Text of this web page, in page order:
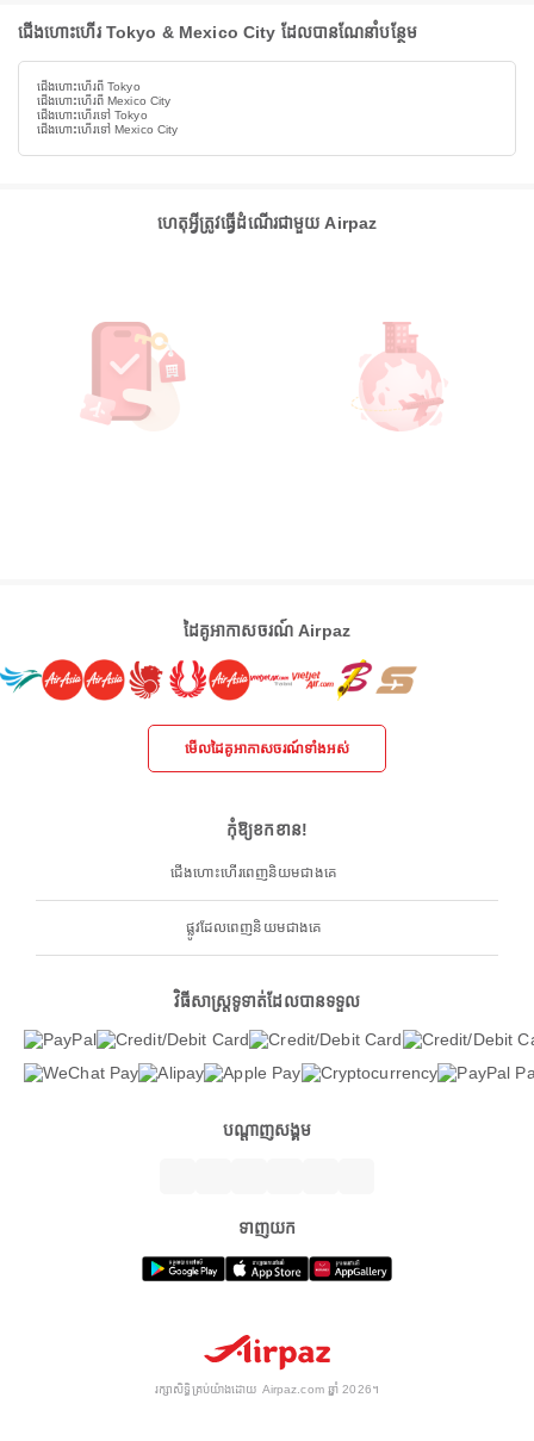
ជើងហោះហើរ Tokyo & Mexico City ដែលបានណែនាំបន្ថែម
ជើងហោះហើរពី Tokyo
ជើងហោះហើរពី Mexico City
ជើងហោះហើរទៅ Tokyo
ជើងហោះហើរទៅ Mexico City
ហេតុអ្វីត្រូវធ្វើដំណើរជាមួយ Airpaz
ដៃគូអាកាសចរណ៍ Airpaz
មើលដៃគូអាកាសចរណ៍ទាំងអស់
កុំឱ្យខកខាន!
ជើងហោះហើរពេញនិយមជាងគេ
ផ្លូវដែលពេញនិយមជាងគេ
វិធីសាស្ត្រទូទាត់ដែលបានទទួល
បណ្តាញសង្គម
ទាញយក
រក្សាសិទ្ធិគ្រប់យ៉ាងដោយ Airpaz.com ឆ្នាំ 2026។